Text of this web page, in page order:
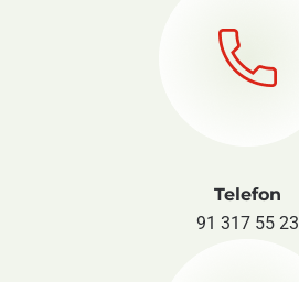
Telefon
91 317 55 23